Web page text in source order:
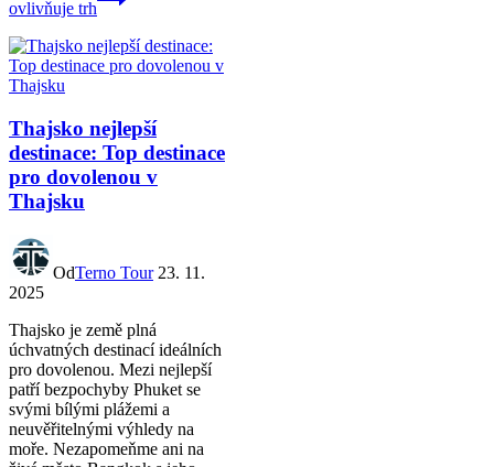
ovlivňuje trh
Thajsko nejlepší
destinace: Top destinace
pro dovolenou v
Thajsku
OdTerno Tour 23. 11.
2025
Thajsko je země plná
úchvatných destinací ideálních
pro dovolenou. Mezi nejlepší
patří bezpochyby Phuket se
svými bílými plážemi a
neuvěřitelnými výhledy na
moře. Nezapomeňme ani na